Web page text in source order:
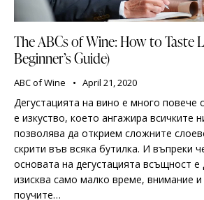
The ABCs of Wine: How to Taste
Beginner’s Guide)
ABC of Wine April 21, 2020
Дегустацията на вино е много повече
е изкуство, което ангажира всичките
позволява да открием сложните
скрити във всяка бутилка. И въпреки
основата на дегустацията всъщност е
изисква само малко време, внимание и
поучите…